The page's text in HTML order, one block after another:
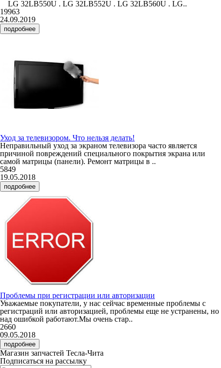
LG 32LB550U . LG 32LB552U . LG 32LB560U . LG..
19963
24.09.2019
подробнее
Уход за телевизором. Что нельзя делать!
Неправильный уход за экраном телевизора часто является
причиной повреждений специального покрытия экрана или
самой матрицы (панели). Ремонт матрицы в ..
5849
19.05.2018
подробнее
Проблемы при регистрации или авторизации
Уважаемые покупатели, у нас сейчас временные проблемы с
регистраций или авторизацией, проблемы еще не устранены, но
над ошибкой работают.Мы очень стар..
2660
09.05.2018
подробнее
Магазин запчастей Тесла-Чита
Подписаться на рассылку